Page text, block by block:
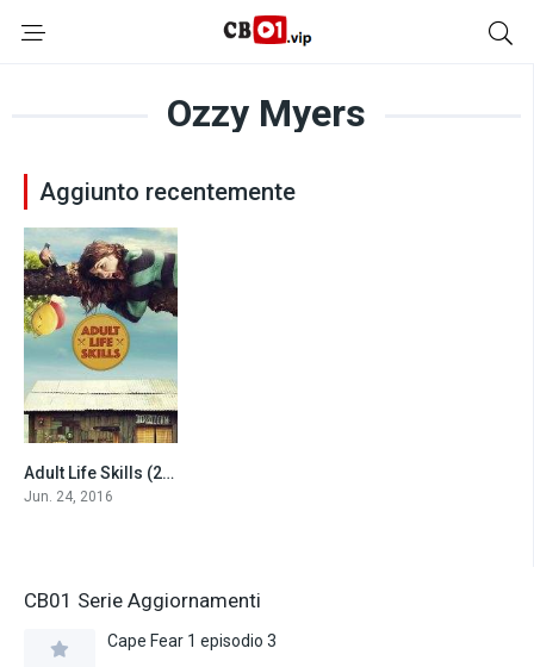
Ozzy Myers
Aggiunto recentemente
6.2Adult Life Skills (2016)
Jun. 24, 2016
CB01 Serie Aggiornamenti
Cape Fear 1 episodio 3